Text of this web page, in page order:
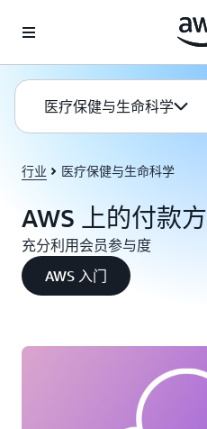
医疗保健与生命科学
行业 医疗保健与生命科学
AWS 上的付款方
充分利用会员参与度
AWS 入门